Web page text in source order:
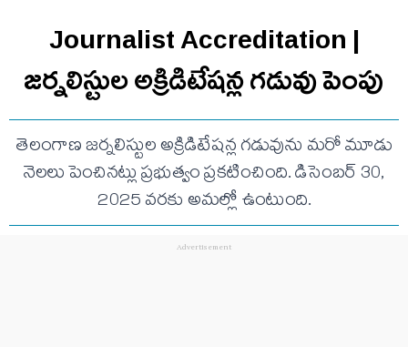
Journalist Accreditation |
జర్నలిస్టుల అక్రిడిటేషన్ల గడువు పెంపు
తెలంగాణ జర్నలిస్టుల అక్రిడిటేషన్ల గడువును మరో మూడు
నెలలు పెంచినట్లు ప్రభుత్వం ప్రకటించింది. డిసెంబర్ 30,
2025 వరకు అమల్లో ఉంటుంది.